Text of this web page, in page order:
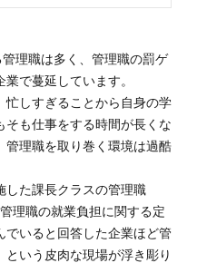
理職は多く、管理職の罰ゲ
で蔓延しています。
忙しすぎることから自身の学
も仕事をする時間が長くな
管理職を取り巻く環境は過酷
した課長クラスの管理職
理職の就業負担に関する定
いると回答した企業ほど管
いう皮肉な現場が浮き彫り